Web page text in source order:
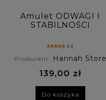
Amulet ODWAGI I
STABILNOŚCI
z jaspisu
cytrynu,
tygrysiego oka i
onyksu
5.0
Producent: Hannah Store
139,00 zł
Do koszyka